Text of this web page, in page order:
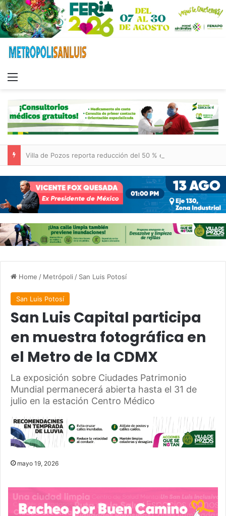
Home / Metrópoli / San Luis Potosí
San Luis Potosí
San Luis Capital participa
en muestra fotográfica en
el Metro de la CDMX
La exposición sobre Ciudades Patrimonio
Mundial permanecerá abierta hasta el 31 de
julio en la estación Centro Médico
mayo 19, 2026